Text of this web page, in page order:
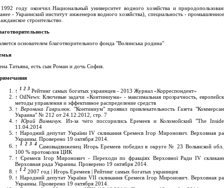
году окончил Национальный университет водного хозяйства и
- Украинский институт инженеров водного хозяйства), специальность -
строительство.
основателем благотворительного фонда "Волинська родина"
Татьяна, есть сын Роман и дочь София.
↑ 1 2 3 Рейтинг самых богатых украинцев - 2013 Журнал «Корреспондент»
↑ OilNews: Ключевые задачи «Континиума» - максимальная прозрачность,
методы управления и эффективное распределение средств
↑
Вероника Гаврилюк . "Континиум" проявил привлекательность Газета
Украина" № 212 от 24.12.2012, стр. 7
↑
Юрий Винничук . Из-за чего поссорились Еремеев и Коломойский "The
11.04.2014
↑ Народний депутат України IV скликання Єремеєв Ігор Миронович. Верховная
Украины. Проверено 19 октября 2014.
↑ 1 2 3 4 Самовыдвиженец Игорь Еремеев победил в округе № 23 Волынской
100 % протоколов ЦИК
↑ Єремеєв Ігор Миронович - Переходи по фракціях Верховної Ради IV
Верховная рада Украины. Проверено 19 октября 2014.
↑ 1 2 2007 год | Игорь Еремеев | Рейтинг самых богатых украинцев
↑ Народний депутат України VII скликання Єремеєв Ігор Миронович. Верховная
Украины. Проверено 19 октября 2014.